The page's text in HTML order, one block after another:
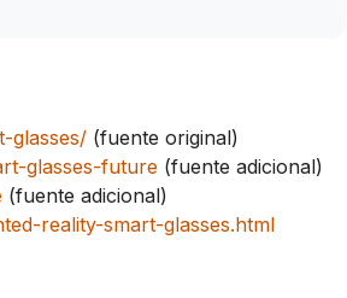
glasses/ (fuente original)
glasses-future (fuente adicional)
(fuente adicional)
reality-smart-glasses.html